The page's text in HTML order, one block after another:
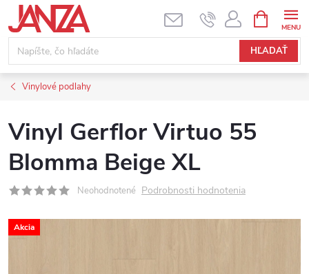
Prejsť na obsah
HĽADAŤ
Vinylové podlahy
Vinyl Gerflor Virtuo 55
Blomma Beige XL
Neohodnotené Podrobnosti hodnotenia
Akcia